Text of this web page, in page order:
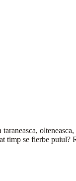
taraneasca,
timp se fierbe puiul?